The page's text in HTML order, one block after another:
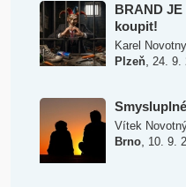
BRAND JE
koupit!
Karel Novotny
Plzeň, 24. 9.
Vítek
Brno, 10. 9.